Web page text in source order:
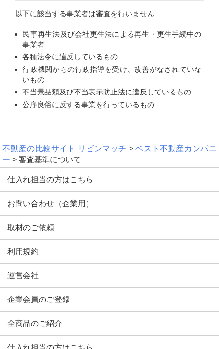
以下に該当する事業者は審査を行いません
民事再生法及び会社更生法による再生・更生手続中の
事業者
各種法令に違反しているもの
行政機関からの行政指導を受け、改善がなされていな
いもの
不当景品類及び不当表示防止法に違反しているもの
公序良俗に反する事業を行っているもの
不動産の比較サイト リビンマッチ >ベスト不動産カンパニ
ー > 審査基準について
仕入れ担当の方はこちら
お問い合わせ（企業用）
取材のご依頼
利用規約
運営会社
企業会員のご登録
全商品のご紹介